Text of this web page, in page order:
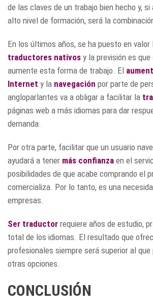
de las claves de un trabajo bien hecho y,
alto nivel de formación, será la
En los últimos años, se ha puesto en valor
traductores nativos y la previsión es
aumente esta forma de trabajo. El
Internet y la navegación por parte de
angloparlantes va a obligar a facilitar la
páginas web a más idiomas para dar
demanda.
Por otra parte, facilitar que un usuario
ayudará a tener más confianza en el
posibilidades de que acabe comprando el
comercializa. Por lo tanto, es una
empresas.
Ser traductor requiere años de estudio,
total de los idiomas. El resultado que
profesionales siempre será superior al
otras opciones.
CONCLUSIÓN